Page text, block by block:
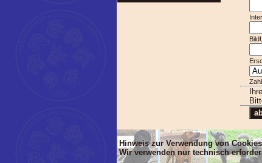
Hinweis zur Verwendung von
Wir verwenden nur technisch